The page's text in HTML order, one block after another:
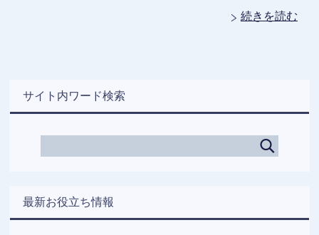
続きを読む
サイト内ワード検索
最新お役立ち情報